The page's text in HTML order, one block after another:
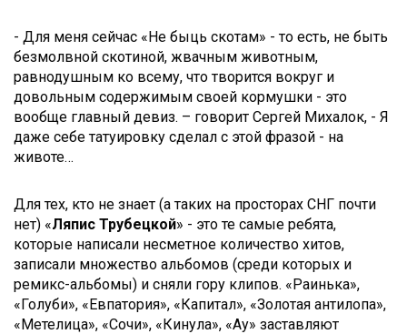
- Для меня сейчас «Не быць скотам» - то есть, не быть
безмолвной скотиной, жвачным животным,
равнодушным ко всему, что творится вокруг и
довольным содержимым своей кормушки - это
вообще главный девиз. – говорит Сергей Михалок, - Я
даже себе татуировку сделал с этой фразой - на
животе…
Для тех, кто не знает (а таких на просторах СНГ почти
нет) «Ляпис Трубецкой» - это те самые ребята,
которые написали несметное количество хитов,
записали множество альбомов (среди которых и
ремикс-альбомы) и сняли гору клипов. «Раинька»,
«Голуби», «Евпатория», «Капитал», «Золотая антилопа»,
«Метелица», «Сочи», «Кинула», «Ау» заставляют